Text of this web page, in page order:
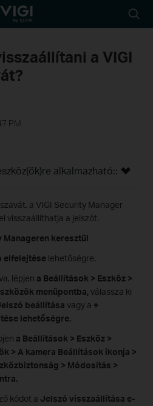
Reliably
icon
a VIGI
PM
alkalmazható::
a VIGI Security Manager
visszaállíthatja a jelszót.
Manageren keresztül
elfelejtése lehetőségre.
lépjen a Beállítások > Eszköz >
menüpontba,válassza ki
beállítása vagy a +
lehetőségre.
a Beállítások > Eszköz >
> A kamera Beállítások ikonja >
> Módosítás >
kódot a Jelszó visszaállítása e-